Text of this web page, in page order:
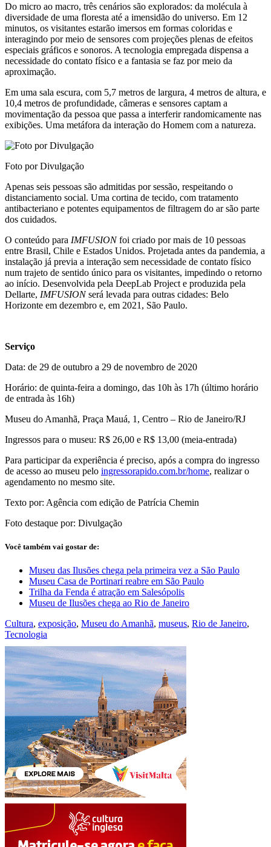
Do micro ao macro, três cenários são explorados: da molécula à
diversidade de uma floresta até a imensidão do universo. Em 12
minutos, os visitantes estarão imersos em formas coloridas e
interagindo por meio de sensores com projeções plenas de efeitos
especiais gráficos e sonoros. A tecnologia empregada dispensa a
necessidade do contato físico e a fantasia se faz por meio da
aproximação.
Em uma sala escura, com 5,7 metros de largura, 4 metros de altura, e
10,4 metros de profundidade, câmeras e sensores captam a
movimentação da pessoa que passa a interferir randomicamente nas
exibições. Uma metáfora da interação do Homem com a natureza.
Foto por Divulgação
Apenas seis pessoas são admitidas por sessão, respeitando o
distanciamento social. Uma cortina de tecido, com tratamento
antibacteriano e potentes equipamentos de filtragem do ar são parte
dos cuidados.
O conteúdo para IMFUSIONfoi criado por mais de 10 pessoas
entre Brasil, Chile e Estados Unidos. Projetada antes da pandemia, a
instalação já previa a interação sem necessidade de contato físico
num trajeto de sentido único para os visitantes, impedindo o retorno
ao início. Desenvolvida pela DeepLab Project e produzida pela
Dellarte, IMFUSIONserá levada para outras cidades: Belo
Horizonte em dezembro e, em 2021, São Paulo.
Serviço
Data: de 29 de outubro a 29 de novembro de 2020
Horário: de quinta-feira a domingo, das 10h às 17h (último horário
de entrada às 16h)
Museu do Amanhã, Praça Mauá, 1, Centro – Rio de Janeiro/RJ
Ingressos para o museu: R$ 26,00 e R$ 13,00 (meia-entrada)
Para participar da experiência é preciso, após a compra do ingresso
de acesso ao museu pelo ingressorapido.com.br/home, realizar o
agendamento no mesmo site.
Texto por: Agência com edição de Patrícia Chemin
Foto destaque por: Divulgação
Você também vai gostar de:
Museu das Ilusões chega pela primeira vez a São Paulo
Museu Casa de Portinari reabre em São Paulo
Trilha da Fenda é atração em Salesópolis
Museu de Ilusões chega ao Rio de Janeiro
Cultura, exposição, Museu do Amanhã, museus, Rio de Janeiro,
Tecnologia